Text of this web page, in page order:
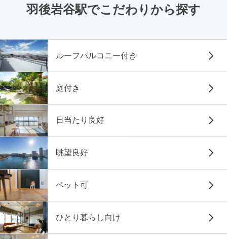
羽後岩谷駅でこだわりから探す
ルーフバルコニー付き
庭付き
日当たり良好
眺望良好
ペット可
ひとり暮らし向け